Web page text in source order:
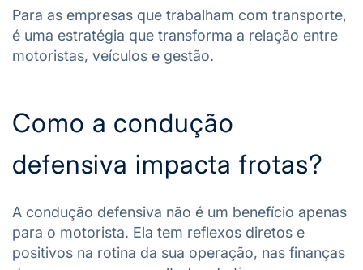
Para as empresas que trabalham com transporte,
é uma estratégia que transforma a relação entre
motoristas, veículos e gestão.
Como a condução
defensiva impacta frotas?
A condução defensiva não é um benefício apenas
para o motorista. Ela tem reflexos diretos e
positivos na rotina da sua operação, nas finanças